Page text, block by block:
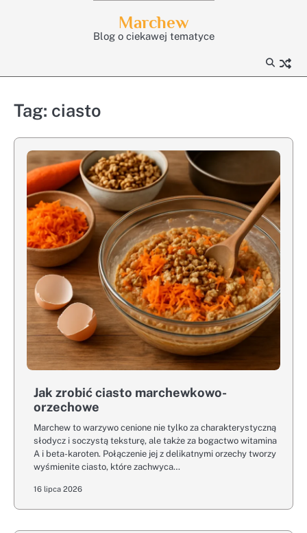
Marchew
Blog o ciekawej tematyce
Tag: ciasto
Jak zrobić ciasto marchewkowo-
orzechowe
Marchew to warzywo cenione nie tylko za charakterystyczną
słodycz i soczystą teksturę, ale także za bogactwo witamina
A i beta-karoten. Połączenie jej z delikatnymi orzechy tworzy
wyśmienite ciasto, które zachwyca…
16 lipca 2026